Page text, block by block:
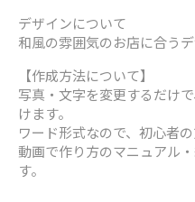
デザインについて
和風の雰囲気のお店に合うデ
【作成方法について】
写真・文字を変更するだけ
けます。
ワード形式なので、初心者
動画で作り方のマニュアル
す。